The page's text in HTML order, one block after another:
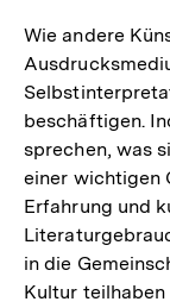
Wie andere
beschäftigen.
sprechen, was
einer wichtigen
Erfahrung und
in die
Kultur